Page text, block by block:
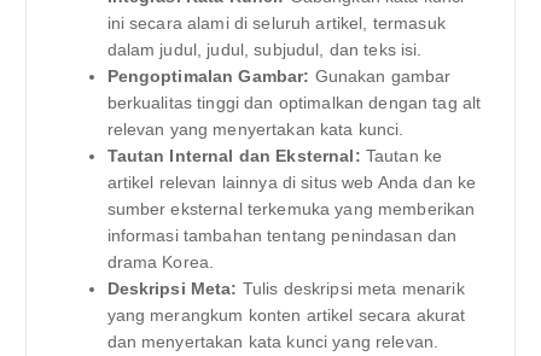
ini secara alami di seluruh artikel, termasuk
dalam judul, judul, subjudul, dan teks isi.
Pengoptimalan Gambar: Gunakan gambar
berkualitas tinggi dan optimalkan dengan tag alt
relevan yang menyertakan kata kunci.
Tautan Internal dan Eksternal: Tautan ke
artikel relevan lainnya di situs web Anda dan ke
sumber eksternal terkemuka yang memberikan
informasi tambahan tentang penindasan dan
drama Korea.
Deskripsi Meta: Tulis deskripsi meta menarik
yang merangkum konten artikel secara akurat
dan menyertakan kata kunci yang relevan.